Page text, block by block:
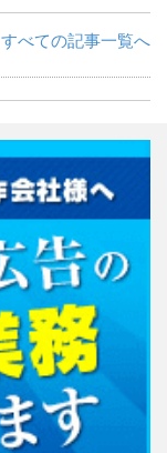
すべての記事一覧へ